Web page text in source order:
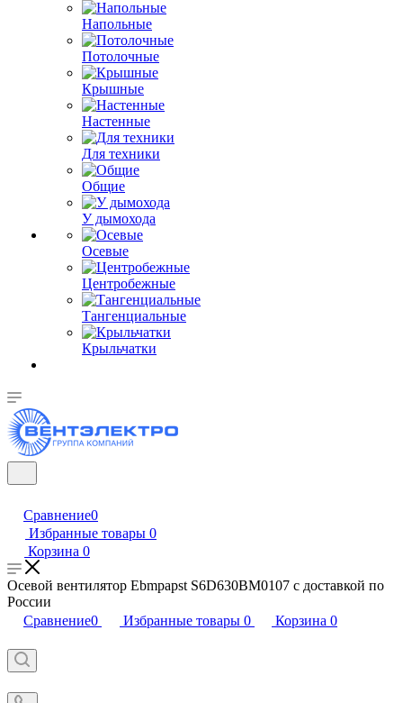
Напольные
Потолочные
Крышные
Настенные
Для техники
Общие
У дымохода
Осевые
Центробежные
Тангенциальные
Крыльчатки
Сравнение0
Избранные товары 0
Корзина 0
Осевой вентилятор Ebmpapst S6D630BM0107 с доставкой по
России
Сравнение0 Избранные товары 0 Корзина 0